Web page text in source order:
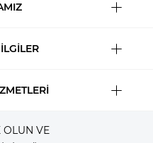
OLUN VE